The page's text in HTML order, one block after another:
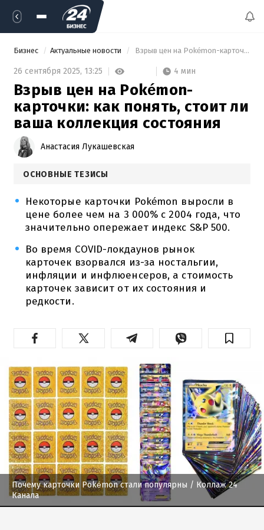
Бизнес Актуальные новости Взрыв цен на Pokémon-карточки: как понять, стоит ли ваша коллекция состояния
26 сентября 2025, 13:25 4 мин
Взрыв цен на Pokémon-
карточки: как понять, стоит ли
ваша коллекция состояния
Анастасия Лукашевская
ОСНОВНЫЕ ТЕЗИСЫ
Некоторые карточки Pokémon выросли в
цене более чем на 3 000% с 2004 года, что
значительно опережает индекс S&P 500.
Во время COVID-локдаунов рынок
карточек взорвался из-за ностальгии,
инфляции и инфлюенсеров, а стоимость
карточек зависит от их состояния и
редкости.
Почему карточки Pokémon стали популярны / Коллаж 24
Канала